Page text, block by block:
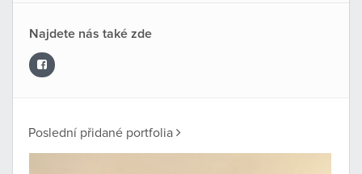
Najdete nás také zde
Poslední přidané portfolia